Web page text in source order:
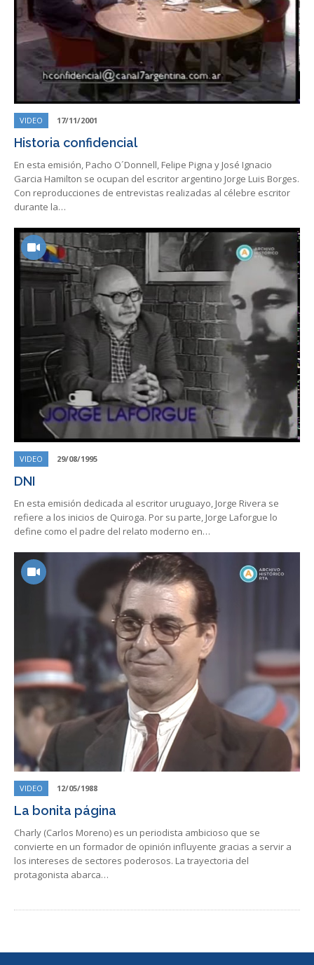
VIDEO 17/11/2001
Historia confidencial
En esta emisión, Pacho O´Donnell, Felipe Pigna y José Ignacio
Garcia Hamilton se ocupan del escritor argentino Jorge Luis Borges.
Con reproducciones de entrevistas realizadas al célebre escritor
durante la…
VIDEO 29/08/1995
DNI
En esta emisión dedicada al escritor uruguayo, Jorge Rivera se
refiere a los inicios de Quiroga. Por su parte, Jorge Laforgue lo
define como el padre del relato moderno en…
VIDEO 12/05/1988
La bonita página
Charly (Carlos Moreno) es un periodista ambicioso que se
convierte en un formador de opinión influyente gracias a servir a
los intereses de sectores poderosos. La trayectoria del
protagonista abarca…